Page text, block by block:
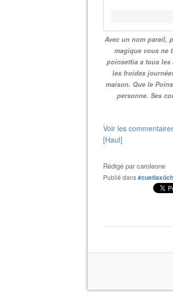
Avec un nom pareil,
magique vous ne
poinsettia a tous les
les froides
maison. Que le
personne. Ses
Voir les
[Haut]
Rédigé parcaroleone
Publié dans